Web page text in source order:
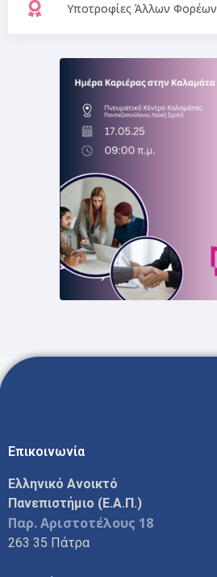
Υποτροφίες Άλλων Φορέων
Επικοινωνία
Ελληνικό Ανοικτό
Πανεπιστήμιο (Ε.Α.Π.)
Παρ. Αριστοτέλους 18
263 35 Πάτρα